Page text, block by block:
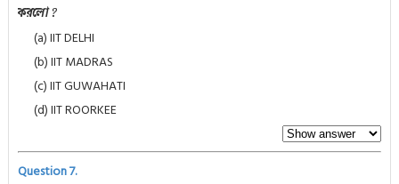
করলো ?
(a) IIT DELHI
(b) IIT MADRAS
(c) IIT GUWAHATI
(d) IIT ROORKEE
Question 7.